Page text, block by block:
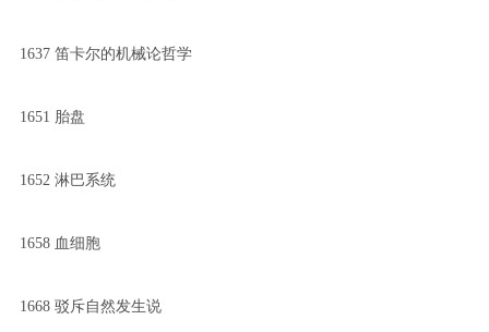
1637 笛卡尔的机械论哲学
1651 胎盘
1652 淋巴系统
1658 血细胞
1668 驳斥自然发生说